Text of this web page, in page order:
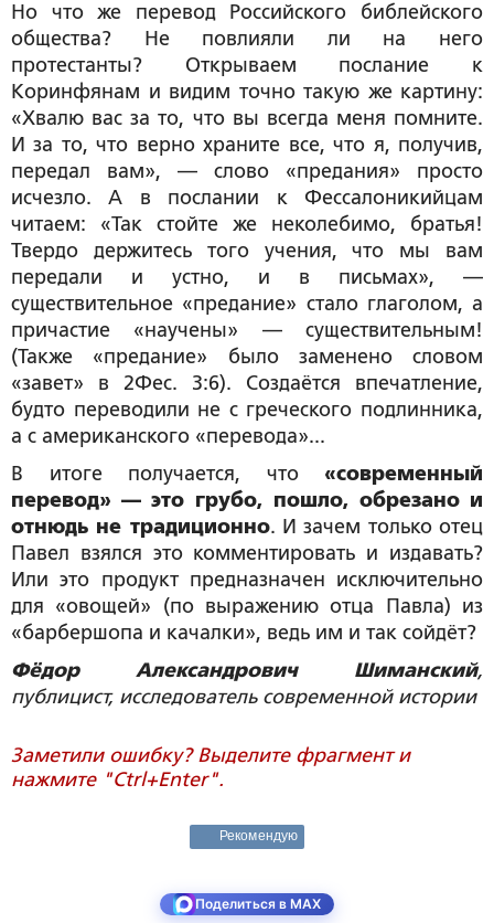
Но что же перевод Российского библейского
общества? Не повлияли ли на него
протестанты? Открываем послание к
Коринфянам и видим точно такую же картину:
«Хвалю вас за то, что вы всегда меня помните.
И за то, что верно храните все, что я, получив,
передал вам», — слово «предания» просто
исчезло. А в послании к Фессалоникийцам
читаем: «Так стойте же неколебимо, братья!
Твердо держитесь того учения, что мы вам
передали и устно, и в письмах», —
существительное «предание» стало глаголом, а
причастие «научены» — существительным!
(Также «предание» было заменено словом
«завет» в 2Фес. 3:6). Создаётся впечатление,
будто переводили не с греческого подлинника,
а с американского «перевода»...
В итоге получается, что «современный
перевод» — это грубо, пошло, обрезано и
отнюдь не традиционно. И зачем только отец
Павел взялся это комментировать и издавать?
Или это продукт предназначен исключительно
для «овощей» (по выражению отца Павла) из
«барбершопа и качалки», ведь им и так сойдёт?
Фёдор Александрович Шиманский,
публицист, исследователь современной истории
Заметили ошибку? Выделите фрагмент и
нажмите "Ctrl+Enter".
Рекомендую
Поделиться в MAX